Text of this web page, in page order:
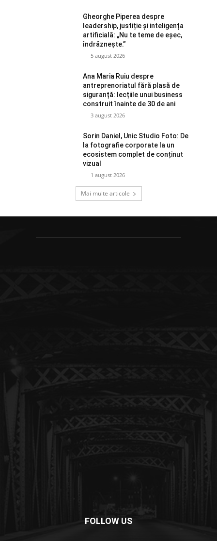
Gheorghe Piperea despre
leadership, justiție și inteligența
artificială: „Nu te teme de eșec,
îndrăznește.”
5 august 2026
Ana Maria Ruiu despre
antreprenoriatul fără plasă de
siguranță: lecțiile unui business
construit înainte de 30 de ani
3 august 2026
Sorin Daniel, Unic Studio Foto: De
la fotografie corporate la un
ecosistem complet de conținut
vizual
1 august 2026
Mai multe articole
FOLLOW US